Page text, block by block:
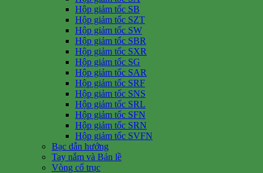
Hộp giảm tốc SB
Hộp giảm tốc SZT
Hộp giảm tốc SW
Hộp giảm tốc SBR
Hộp giảm tốc SXR
Hộp giảm tốc SG
Hộp giảm tốc SAR
Hộp giảm tốc SRF
Hộp giảm tốc SNS
Hộp giảm tốc SRL
Hộp giảm tốc SFN
Hộp giảm tốc SRN
Hộp giảm tốc SVFN
Bạc dẫn hướng
Tay nắm và Bản lề
Vòng cổ trục